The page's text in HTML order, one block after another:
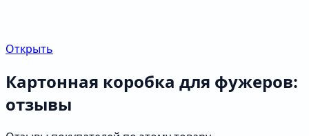
Открыть
Картонная коробка для фужеров:
отзывы